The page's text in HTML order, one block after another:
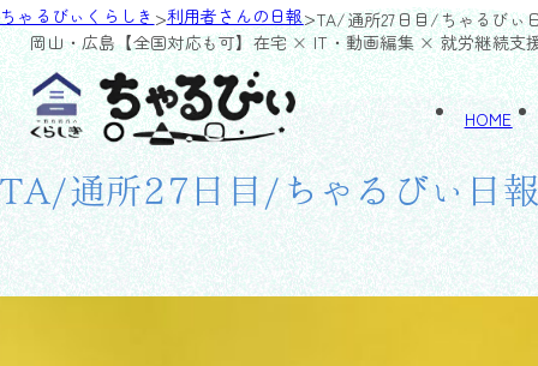
岡山・広島【全国対応も可】在宅 × IT・動画編集 × 就労継続支
HOME
ちゃるびぃくらしき>利用者さんの日報>TA/通所27日目/ちゃるびぃ
TA/通所27日目/ちゃるびぃ日